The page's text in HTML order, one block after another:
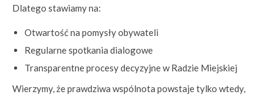
Dlatego stawiamy na:
Otwartość na pomysły obywateli
Regularne spotkania dialogowe
Transparentne procesy decyzyjne w Radzie Miejskiej
Wierzymy, że prawdziwa wspólnota powstaje tylko wtedy,